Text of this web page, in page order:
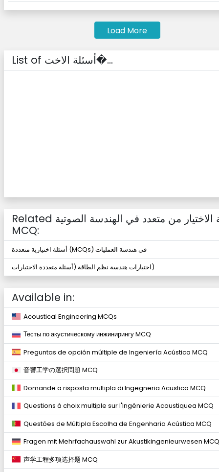
Load More
List of أسئلة الاخت�...
Related أسئلة الاختيار من متعدد في الهندسة الصوتية
MCQ:
أسئلة اختيارية متعددة (MCQs) في هندسة العمليات
اختبارات هندسة نظم الطاقة (أسئلة متعددة الاختيارات)
Available in:
Acoustical Engineering MCQs
Тесты по акустическому инжинирингу MCQ
Preguntas de opción múltiple de Ingeniería Acústica MCQ
音響工学の選択問題 MCQ
Domande a risposta multipla di Ingegneria Acustica MCQ
Questions à choix multiple sur l'Ingénierie Acoustiquea MCQ
Questões de Múltipla Escolha de Engenharia Acústica MCQ
Fragen mit Mehrfachauswahl zur Akustikingenieurwesen MCQ
声学工程多项选择题 MCQ